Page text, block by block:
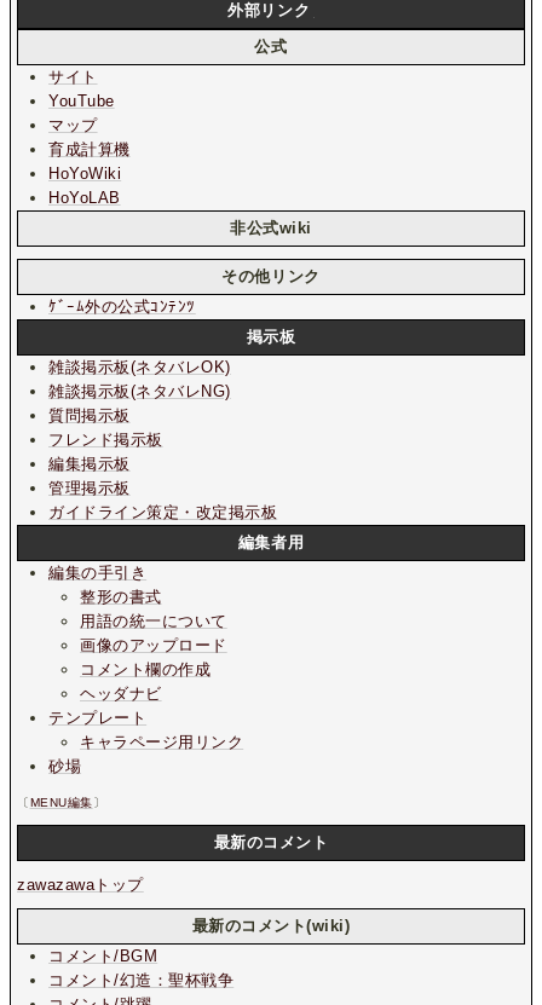
外部リンク
公式
サイト
YouTube
マップ
育成計算機
HoYoWiki
HoYoLAB
非公式wiki
その他リンク
ｹﾞｰﾑ外の公式ｺﾝﾃﾝﾂ
掲示板
雑談掲示板(ネタバレOK)
雑談掲示板(ネタバレNG)
質問掲示板
フレンド掲示板
編集掲示板
管理掲示板
ガイドライン策定・改定掲示板
編集者用
編集の手引き
整形の書式
用語の統一について
画像のアップロード
コメント欄の作成
ヘッダナビ
テンプレート
キャラページ用リンク
砂場
〔MENU編集〕
最新のコメント
zawazawaトップ
最新のコメント(wiki)
コメント/BGM
コメント/幻造：聖杯戦争